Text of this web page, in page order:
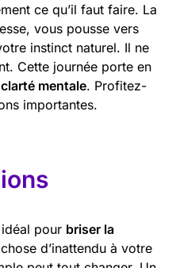
ce qu’il faut faire. La
vous pousse vers
instinct naturel. Il ne
Cette journée porte en
clarté mentale. Profitez-
importantes.
idéal pour briser la
d’inattendu à votre